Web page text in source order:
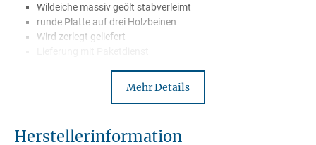
Wildeiche massiv geölt stabverleimt
runde Platte auf drei Holzbeinen
Wird zerlegt geliefert
Mit dem Beistelltisch Oslo holst du dir ein Stück skandinavische
Mehr Details
Herstellerinformation